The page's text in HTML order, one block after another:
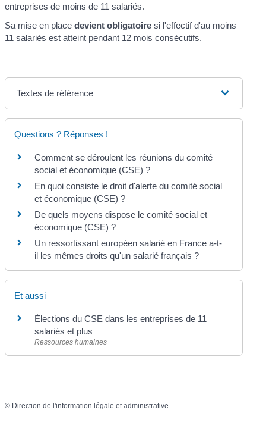
entreprises de moins de 11 salariés.
Sa mise en placedevient obligatoire si l'effectif d'au moins
11 salariés est atteint pendant 12 mois consécutifs.
Textes de référence
Questions ? Réponses !
Comment se déroulent les réunions du comité
social et économique (CSE) ?
En quoi consiste le droit d'alerte du comité social
et économique (CSE) ?
De quels moyens dispose le comité social et
économique (CSE) ?
Un ressortissant européen salarié en France a-t-
il les mêmes droits qu'un salarié français ?
Et aussi
Élections du CSE dans les entreprises de 11
salariés et plus
Ressources humaines
© Direction de l'information légale et administrative